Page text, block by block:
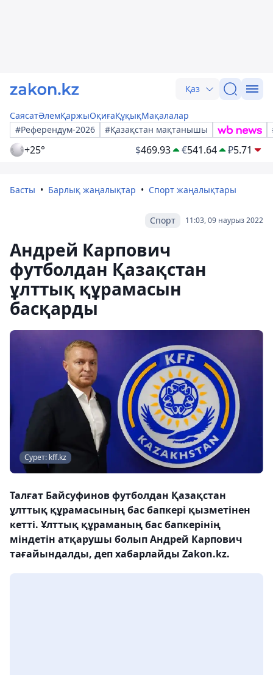
Қаз
СаясатӘлемҚаржыОқиғаҚұқықМақалалар
#Референдум-2026
#Қазақстан мақтанышы
+25° $469.93 €541.64 ₽5.71
Басты Барлық жаңалықтар Спорт жаңалықтары
11:03, 09 наурыз 2022
Спорт
Андрей Карпович
футболдан Қазақстан
ұлттық құрамасын
басқарды
Сурет: kff.kz
Талғат Байсуфинов футболдан Қазақстан
ұлттық құрамасының бас бапкері қызметінен
кетті. Ұлттық құраманың бас бапкерінің
міндетін атқарушы болып Андрей Карпович
тағайындалды, деп хабарлайды Zakon.kz.